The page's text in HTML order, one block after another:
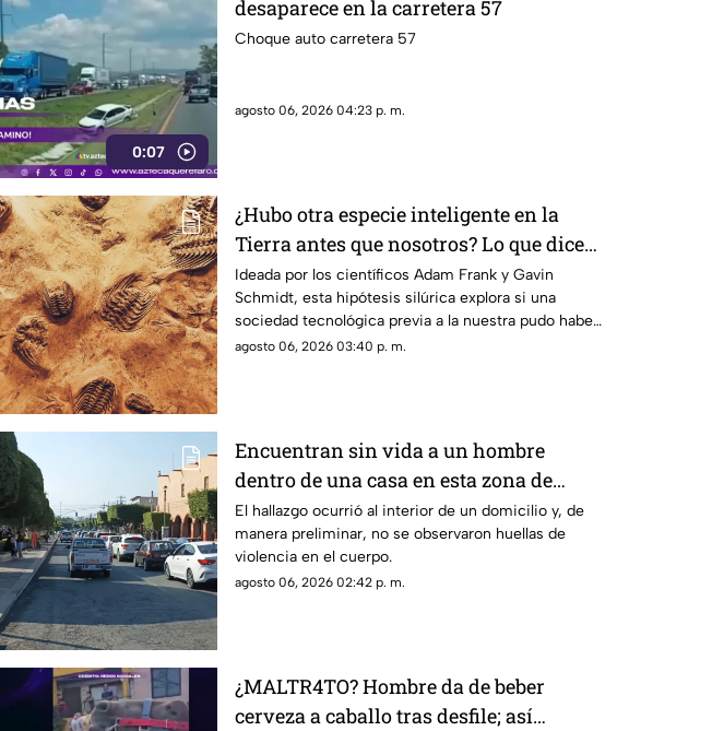
0:07
desaparece en la carretera 57
Choque auto carretera 57
agosto 06, 2026 04:23 p. m.
¿Hubo otra especie inteligente en la
Tierra antes que nosotros? Lo que dice
la ciencia sobre la hipótesis silúrica
Ideada por los científicos Adam Frank y Gavin
Schmidt, esta hipótesis silúrica explora si una
sociedad tecnológica previa a la nuestra pudo haber
habitado la Tierra
agosto 06, 2026 03:40 p. m.
Encuentran sin vida a un hombre
dentro de una casa en esta zona de
Querétaro
El hallazgo ocurrió al interior de un domicilio y, de
manera preliminar, no se observaron huellas de
violencia en el cuerpo.
agosto 06, 2026 02:42 p. m.
¿MALTR4TO? Hombre da de beber
cerveza a caballo tras desfile; así